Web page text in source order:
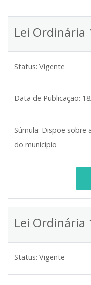
Lei Ordinária
Status: Vigente
Data de Publicação:
Súmula: Dispõe sobre
do munícipio
Lei Ordinária
Status: Vigente